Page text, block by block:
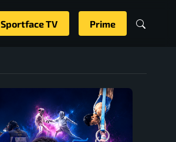
Sportface TV Prime